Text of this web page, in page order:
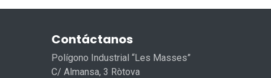
Contáctanos
Polígono Industrial “Les Masses”
C/ Almansa, 3 Ròtova